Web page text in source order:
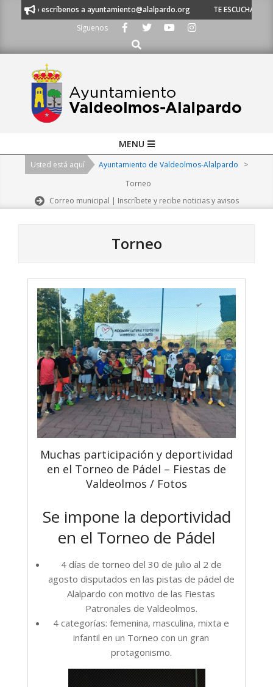
escríbenos a ayuntamiento@alalpardo.org
TE ESCUCHAMOS -
Síguenos
Buscar
Navigation
MENU
Usted está aquí Ayuntamiento de Valdeolmos-Alalpardo
>
Torneo
Correo municipal | Inscríbete y recibe noticias y avisos
Torneo
Muchas participación y deportividad
en el Torneo de Pádel – Fiestas de
Valdeolmos / Fotos
Se impone la deportividad
en el Torneo de Pádel
4 días de torneo del 30 de julio al 2 de
agosto disputados en las pistas de pádel de
Alalpardo con motivo de las Fiestas
Patronales de Valdeolmos.
4 categorías: femenina, masculina, mixta e
infantil en un Torneo con un gran
protagonismo.